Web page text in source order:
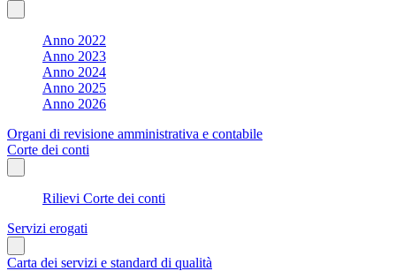
Anno 2022
Anno 2023
Anno 2024
Anno 2025
Anno 2026
Organi di revisione amministrativa e contabile
Corte dei conti
Rilievi Corte dei conti
Servizi erogati
Carta dei servizi e standard di qualità